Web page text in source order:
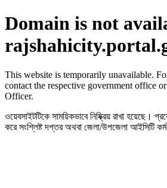
Domain is not
This website is temporarily unavailable.
contact the respective government office
Officer.
ওয়েবসাইটটিকে সাময়িকভাবে নিষ্ক্রিয় রাখা হয়েছে।
করে সংশ্লিষ্ট দপ্তর অথবা জেলা/উপজেলা আইসিটি